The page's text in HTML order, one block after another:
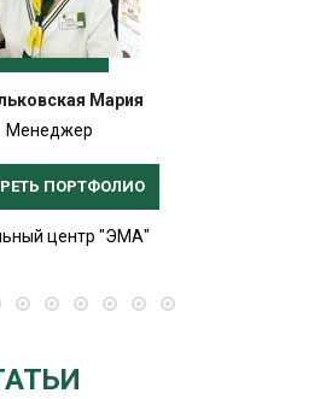
Мария
Менеджер
ПОРТФОЛИО
центр "ЭМА"